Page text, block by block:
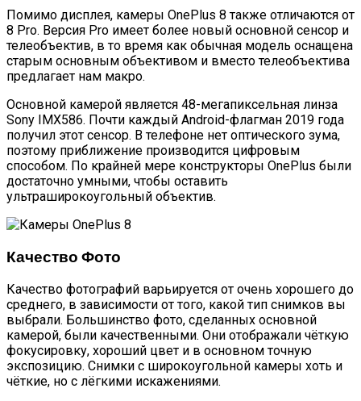
Помимо дисплея, камеры OnePlus 8 также отличаются от
8 Pro. Версия Pro имеет более новый основной сенсор и
телеобъектив, в то время как обычная модель оснащена
старым основным объективом и вместо телеобъектива
предлагает нам макро.
Основной камерой является 48-мегапиксельная линза
Sony IMX586. Почти каждый Android-флагман 2019 года
получил этот сенсор. В телефоне нет оптического зума,
поэтому приближение производится цифровым
способом. По крайней мере конструкторы OnePlus были
достаточно умными, чтобы оставить
ультраширокоугольный объектив.
Качество Фото
Качество фотографий варьируется от очень хорошего до
среднего, в зависимости от того, какой тип снимков вы
выбрали. Большинство фото, сделанных основной
камерой, были качественными. Они отображали чёткую
фокусировку, хороший цвет и в основном точную
экспозицию. Снимки с широкоугольной камеры хоть и
чёткие, но с лёгкими искажениями.